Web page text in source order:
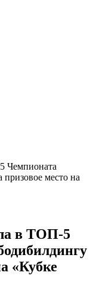
Чемпионата
призовое место на
в ТОП-5
«Кубке